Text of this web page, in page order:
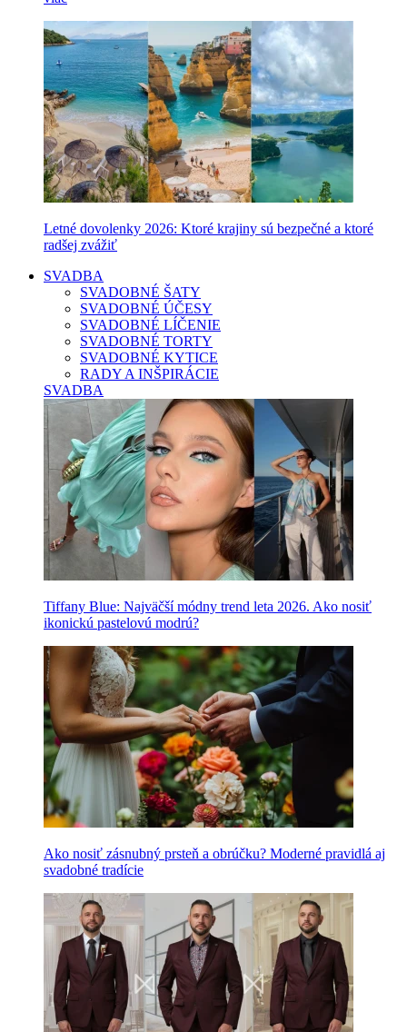
Letné dovolenky 2026: Ktoré krajiny sú bezpečné a ktoré
radšej zvážiť
SVADBA
SVADOBNÉ ŠATY
SVADOBNÉ ÚČESY
SVADOBNÉ LÍČENIE
SVADOBNÉ TORTY
SVADOBNÉ KYTICE
RADY A INŠPIRÁCIE
SVADBA
Tiffany Blue: Najväčší módny trend leta 2026. Ako nosiť
ikonickú pastelovú modrú?
Ako nosiť zásnubný prsteň a obrúčku? Moderné pravidlá aj
svadobné tradície